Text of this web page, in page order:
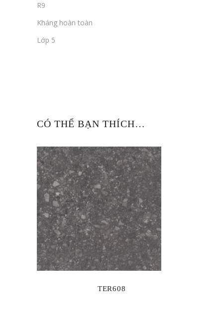
R9
Kháng hoàn toàn
Lớp 5
CÓ THỂ BẠN THÍCH…
TER608